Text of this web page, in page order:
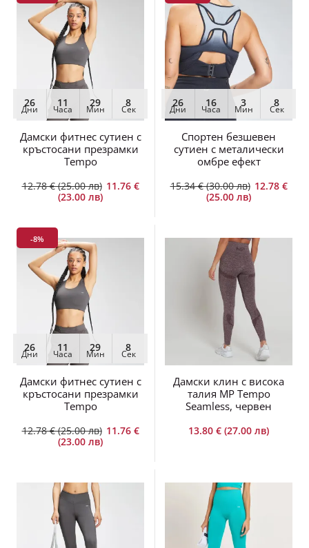
26
Дни
11
Часа
29
Мин
8
Сек
Дамски фитнес сутиен с
кръстосани презрамки
Tempo
12.78 € (25.00 лв) 11.76 €
(23.00 лв)
26
Дни
16
Часа
3
Мин
8
Сек
Спортен безшевен
сутиен с металически
омбре ефект
15.34 € (30.00 лв) 12.78 €
(25.00 лв)
-8%
26
Дни
11
Часа
29
Мин
8
Сек
Дамски фитнес сутиен с
кръстосани презрамки
Tempo
12.78 € (25.00 лв) 11.76 €
(23.00 лв)
Дамски клин с висока
талия MP Tempo
Seamless, червен
13.80 € (27.00 лв)